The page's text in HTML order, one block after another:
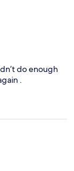
do enough
.